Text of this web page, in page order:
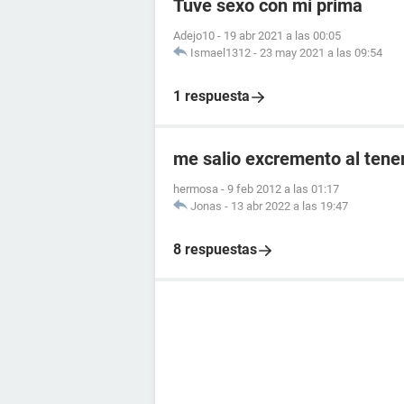
Tuve sexo con mi prima
Adejo10 - 19 abr 2021 a las 00:05
Ismael1312 - 23 may 2021 a las 09:54
1 respuesta
me salio excremento al
hermosa - 9 feb 2012 a las 01:17
Jonas - 13 abr 2022 a las 19:47
8 respuestas